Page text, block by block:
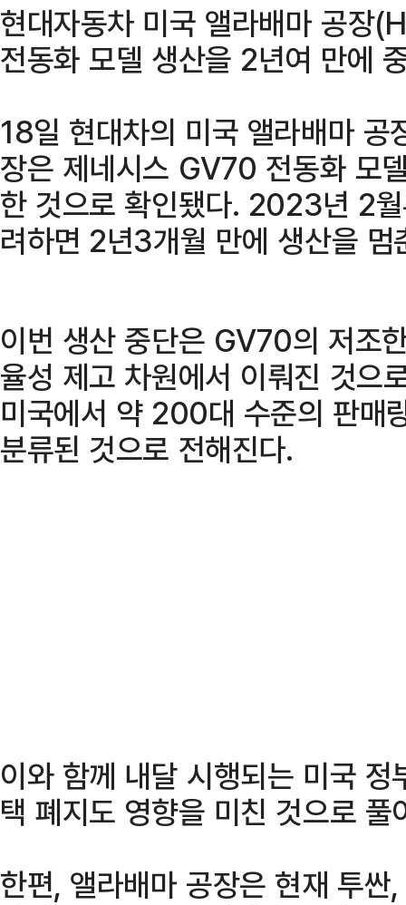
현대자동차 미국 앨라배마 공장
전동화 모델 생산을 2년여 만에
18일 현대차의 미국 앨라배마 공
장은 제네시스 GV70 전동화 모
한 것으로 확인됐다. 2023년 2
려하면 2년3개월 만에 생산을 멈
이번 생산 중단은 GV70의 저조
율성 제고 차원에서 이뤄진 것으
미국에서 약 200대 수준의 판매
분류된 것으로 전해진다.
이와 함께 내달 시행되는 미국
택 폐지도 영향을 미친 것으로 풀
한편, 앨라배마 공장은 현재 투